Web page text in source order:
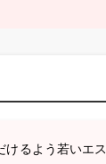
るよう若いエス